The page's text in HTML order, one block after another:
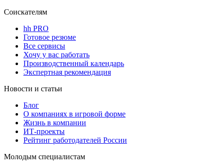
Соискателям
hh PRO
Готовое резюме
Все сервисы
Хочу у вас работать
Производственный календарь
Экспертная рекомендация
Новости и статьи
Блог
О компаниях в игровой форме
Жизнь в компании
ИТ-проекты
Рейтинг работодателей России
Молодым специалистам